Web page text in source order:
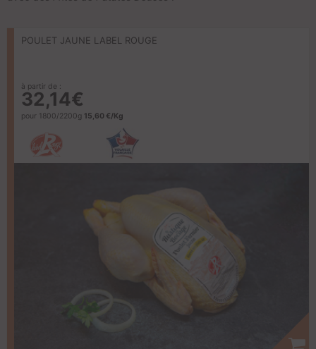
POULET JAUNE LABEL ROUGE
à partir de :
32,14€
pour 1800/2200g 15,60 €/Kg